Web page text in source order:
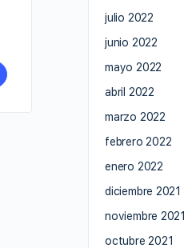
julio 2022
junio 2022
mayo 2022
abril 2022
marzo 2022
febrero 2022
enero 2022
diciembre 2021
noviembre 2021
octubre 2021